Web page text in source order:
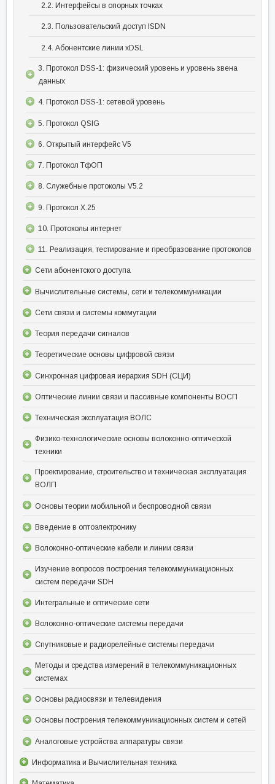
2.2. Интерфейсы в опорных точках
2.3. Пользовательский доступ ISDN
2.4. Абонентские линии xDSL
3. Протокол DSS-1: физический уровень и уровень звена
данных
4. Протокол DSS-1: сетевой уровень
5. Протокол QSIG
6. Открытый интерфейс V5
7. Протокол ТфОП
8. Служебные протоколы V5.2
9. Протокол Х.25
10. Протоколы интернет
11. Реализация, тестирование и преобразование протоколов
Сети абонентского доступа
Вычислительные системы, сети и телекоммуникации
Сети связи и системы коммутации
Теория передачи сигналов
Теоретические основы цифровой связи
Синхронная цифровая иерархия SDH (СЦИ)
Оптические линии связи и пассивные компоненты ВОСП
Техническая эксплуатация ВОЛС
Физико-технологические основы волоконно-оптической
техники
Проектирование, строительство и техническая эксплуатация
ВОЛП
Основы теории мобильной и беспроводной связи
Введение в оптоэлектронику
Волоконно-оптические кабели и линии связи
Изучение вопросов построения телекоммуникационных
систем передачи SDH
Интегральные и оптические сети
Волоконно-оптические системы передачи
Спутниковые и радиорелейные системы передачи
Методы и средства измерений в телекоммуникационных
системах
Основы радиосвязи и телевидения
Основы построения телекоммуникационных систем и сетей
Аналоговые устройства аппаратуры связи
Информатика и Вычислительная техника